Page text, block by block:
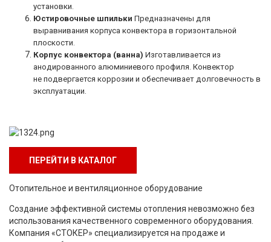
установки.
Юстировочные шпильки Предназначены для
выравнивания корпуса конвектора в горизонтальной
плоскости.
Корпус конвектора (ванна) Изготавливается из
анодированного алюминиевого профиля. Конвектор
не подвергается коррозии и обеспечивает долговечность в
эксплуатации.
ПЕРЕЙТИ В КАТАЛОГ
Отопительное и вентиляционное оборудование
Создание эффективной системы отопления невозможно без
использования качественного современного оборудования.
Компания «СТОКЕР» специализируется на продаже и